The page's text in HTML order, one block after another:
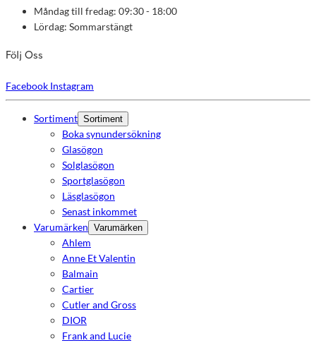
Måndag till fredag: 09:30 - 18:00
Lördag: Sommarstängt
Följ Oss
Facebook Instagram
Sortiment Sortiment
Boka synundersökning
Glasögon
Solglasögon
Sportglasögon
Läsglasögon
Senast inkommet
Varumärken Varumärken
Ahlem
Anne Et Valentin
Balmain
Cartier
Cutler and Gross
DIOR
Frank and Lucie